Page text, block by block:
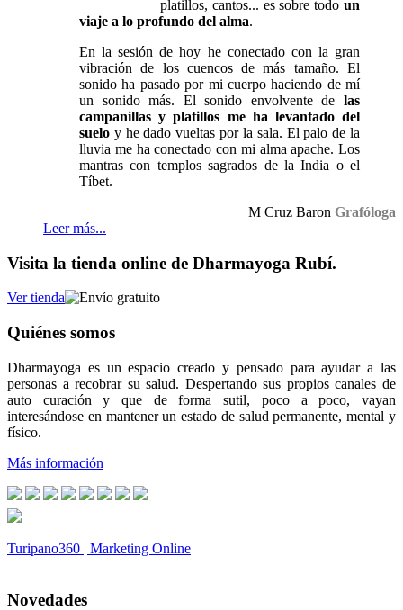
platillos, cantos... es sobre todo un
viaje a lo profundo del alma.
En la sesión de hoy he conectado con la gran
vibración de los cuencos de más tamaño. El
sonido ha pasado por mi cuerpo haciendo de mí
un sonido más. El sonido envolvente de las
campanillas y platillos me ha levantado del
suelo y he dado vueltas por la sala. El palo de la
lluvia me ha conectado con mi alma apache. Los
mantras con templos sagrados de la India o el
Tíbet.
M Cruz Baron Grafóloga
Leer más...
Visita la tienda online de Dharmayoga Rubí.
Ver tienda
Quiénes somos
Dharmayoga es un espacio creado y pensado para ayudar a las
personas a recobrar su salud. Despertando sus propios canales de
auto curación y que de forma sutil, poco a poco, vayan
interesándose en mantener un estado de salud permanente, mental y
físico.
Más información
Turipano360 | Marketing Online
Novedades